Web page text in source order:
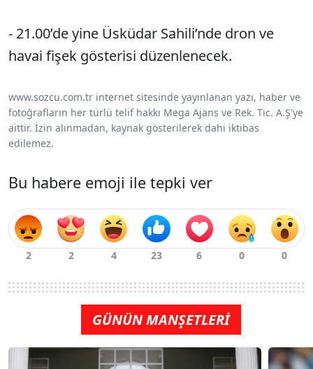
- 21.00’de yine Üsküdar Sahili’nde dron ve
havai fişek gösterisi düzenlenecek.
www.sozcu.com.tr internet sitesinde yayınlanan yazı, haber ve
fotoğrafların her türlü telif hakkı Mega Ajans ve Rek. Tic. A.Ş'ye
aittir. İzin alınmadan, kaynak gösterilerek dahi iktibas
edilemez.
Bu habere emoji ile tepki ver
GÜNÜN MANŞETLERİ